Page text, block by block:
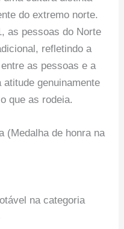
do extremo norte.
as pessoas do Norte
refletindo a
as pessoas e a
genuinamente
que as rodeia.
(Medalha de honra na
na categoria